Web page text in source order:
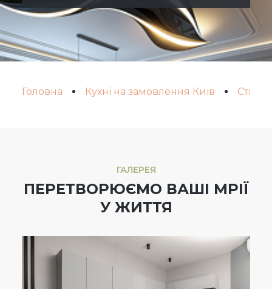
Головна Кухні на замовлення Київ Стилі
ГАЛЕРЕЯ
ПЕРЕТВОРЮЄМО ВАШІ МРІЇ
У ЖИТТЯ